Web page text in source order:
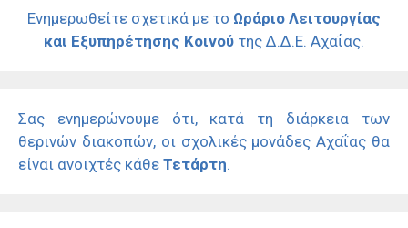
Ενημερωθείτε σχετικά με το Ωράριο Λειτουργίας
και Εξυπηρέτησης Κοινού της Δ.Δ.Ε. Αχαΐας.
Σας ενημερώνουμε ότι, κατά τη διάρκεια των
θερινών διακοπών, οι σχολικές μονάδες Αχαΐας θα
είναι ανοιχτές κάθε Τετάρτη.